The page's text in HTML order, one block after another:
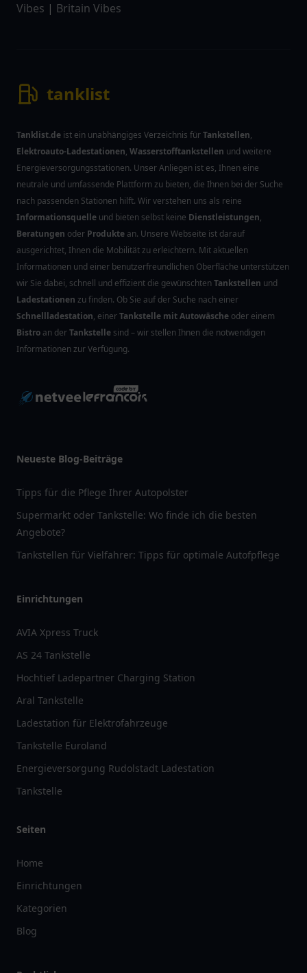
Vibes | Britain Vibes
tanklist
Tanklist.de ist ein unabhängiges Verzeichnis fürTankstellen,
Elektroauto-Ladestationen, Wasserstofftankstellen und weitere
Energieversorgungsstationen. Unser Anliegen ist es, Ihnen eine
neutrale und umfassende Plattform zu bieten, die Ihnen bei der Suche
nach passenden Stationen hilft. Wir verstehen uns als reine
Informationsquelle und bieten selbst keine Dienstleistungen,
Beratungen oder Produkte an. Unsere Webseite ist darauf
ausgerichtet, Ihnen die Mobilität zu erleichtern. Mit aktuellen
Informationen und einer benutzerfreundlichen Oberfläche unterstützen
wir Sie dabei, schnell und effizient die gewünschtenTankstellen und
Ladestationen zu finden. Ob Sie auf der Suche nach einer
Schnellladestation, einerTankstelle mit Autowäsche oder einem
Bistro an derTankstelle sind – wir stellen Ihnen die notwendigen
Informationen zur Verfügung.
Neueste Blog-Beiträge
Tipps für die Pflege Ihrer Autopolster
Supermarkt oder Tankstelle: Wo finde ich die besten
Angebote?
Tankstellen für Vielfahrer: Tipps für optimale Autofpflege
Einrichtungen
AVIA Xpress Truck
AS 24 Tankstelle
Hochtief Ladepartner Charging Station
Aral Tankstelle
Ladestation für Elektrofahrzeuge
Tankstelle Euroland
Energieversorgung Rudolstadt Ladestation
Tankstelle
Seiten
Home
Einrichtungen
Kategorien
Blog